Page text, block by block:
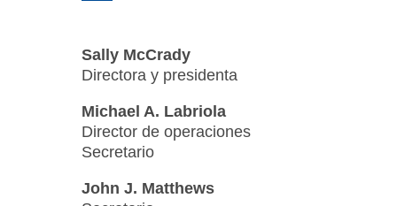
Sally McCrady
Directora y presidenta
Michael A. Labriola
Director de operaciones
Secretario
John J. Matthews